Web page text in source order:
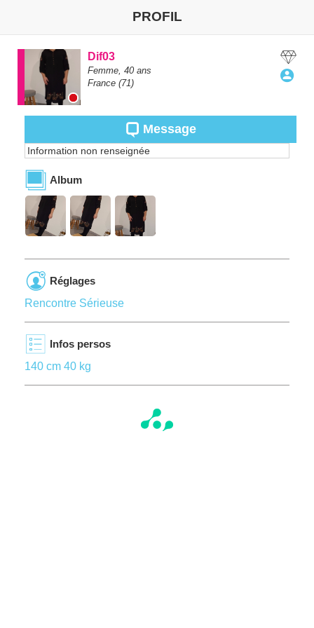
PROFIL
Dif03
Femme, 40 ans
France (71)
Message
Information non renseignée
Album
Réglages
Rencontre Sérieuse
Infos persos
140 cm 40 kg